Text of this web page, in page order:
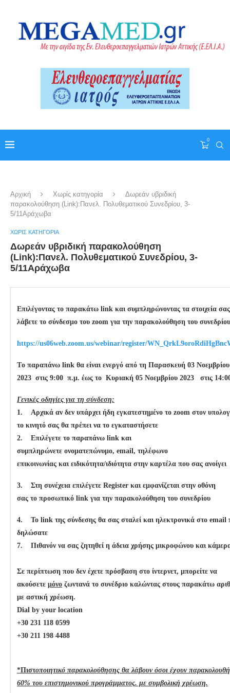
0
Αρχική Χωρίς κατηγορία
Δωρεάν υβριδική
παρακολούθηση (Link):Πανελ. Πολυθεματικού Συνεδρίου, 3-
5/11Αράχωβα
ΧΩΡΊΣ ΚΑΤΗΓΟΡΊΑ
Δωρεάν υβριδική παρακολούθηση
(Link):Πανελ. Πολυθεματικού Συνεδρίου, 3-
5/11Αράχωβα
Επιλέγοντας το παρακάτω link και συμπληρώνοντας τα στοιχεία
λάβετε το σύνδεσμο του zoom για την παρακολούθηση του
https://us06web.zoom.us/webinar/register/
Tο παραπάνω link θα είναι ενεργό από τη Παρασκευή 03 Νοεμβρίου
2023 στις 9:00 π.μ. έως το Κυριακή 05 Νοεμβρίου 2023 στις
Γενικές οδηγίες για τη σύνδεση:
1. Αρχικά αν δεν υπάρχει ήδη εγκατεστημένο το zoom στον
το κινητό σας θα πρέπει να το εγκαταστήσετε
2. Επιλέγετε το παραπάνω link και
συμπληρώνετε ονοματεπώνυμο, email, τηλέφωνο
επικοινωνίας και ειδικότητα/ιδιότητα στην καρτέλα που σας ανοίγει
3. Στη συνέχεια επιλέγετε Register και εμφανίζεται στην οθόνη
σας το προσωπικό link για την παρακολούθηση του συνεδρίου
4. Το link της σύνδεσης θα σας σταλεί και ηλεκτρονικά στο email
δηλώσατε
7. Πιθανόν να σας ζητηθεί η άδεια χρήσης μικροφώνου και
Σε περίπτωση που δεν έχετε πρόσβαση στο ίντερνετ, μπορείτε να
ακούσετε μόνο ζωντανά το συνέδριο καλώντας στους παρακάτω
με αστική χρέωση.
Dial by your location
+30 231 118 0599
+30 211 198 4488
*Πιστοποιητικό παρακολούθησης θα λάβουν όσοι έχουν
60% του επιστημονικού προγράμματος. με συμβολική χρέωση.